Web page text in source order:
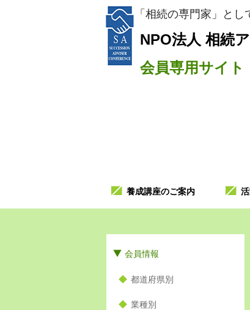
「相続の専門家」と
NPO法人 相続
会員専用サイト
養成講座のご案内
会員情報
都道府県別
業種別